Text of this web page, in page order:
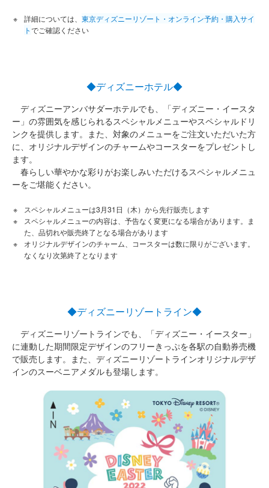
詳細については、 東京ディズニーリゾート・オンライン予約・購入サイ
トでご確認ください
◆ディズニーホテル◆
ディズニーアンバサダーホテルでも、「ディズニー・イースタ
ー」の雰囲気を感じられるスペシャルメニューやスペシャルドリ
ンクを提供します。また、対象のメニューをご注文いただいた方
に、オリジナルデザインのチャームやコースターをプレゼントし
ます。
春らしい華やかな彩りがお楽しみいただけるスペシャルメニュ
ーをご堪能ください。
スペシャルメニューは3月31日（木）から先行販売します
スペシャルメニューの内容は、予告なく変更になる場合があります。ま
た、品切れや販売終了となる場合があります
オリジナルデザインのチャーム、コースターは数に限りがございます。
なくなり次第終了となります
◆ディズニーリゾートライン◆
ディズニーリゾートラインでも、「ディズニー・イースター」
に連動した期間限定デザインのフリーきっぷを各駅の自動券売機
で販売します。また、ディズニーリゾートラインオリジナルデザ
インのスーベニアメダルも登場します。